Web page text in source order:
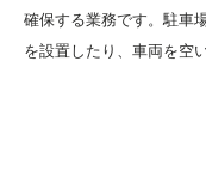
確保する業務です。駐車
を設置したり、車両を空